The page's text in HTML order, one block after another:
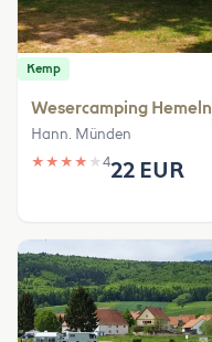
Kemp
Wesercamping Hemeln
Hann. Münden
★ ★ ★ ★ ★ 422 EUR